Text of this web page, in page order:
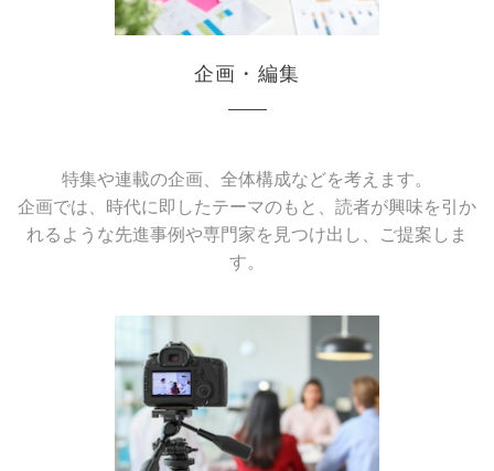
企画・編集
特集や連載の企画、全体構成などを考えます。
企画では、時代に即したテーマのもと、読者が興味を引か
れるような先進事例や専門家を見つけ出し、ご提案しま
す。